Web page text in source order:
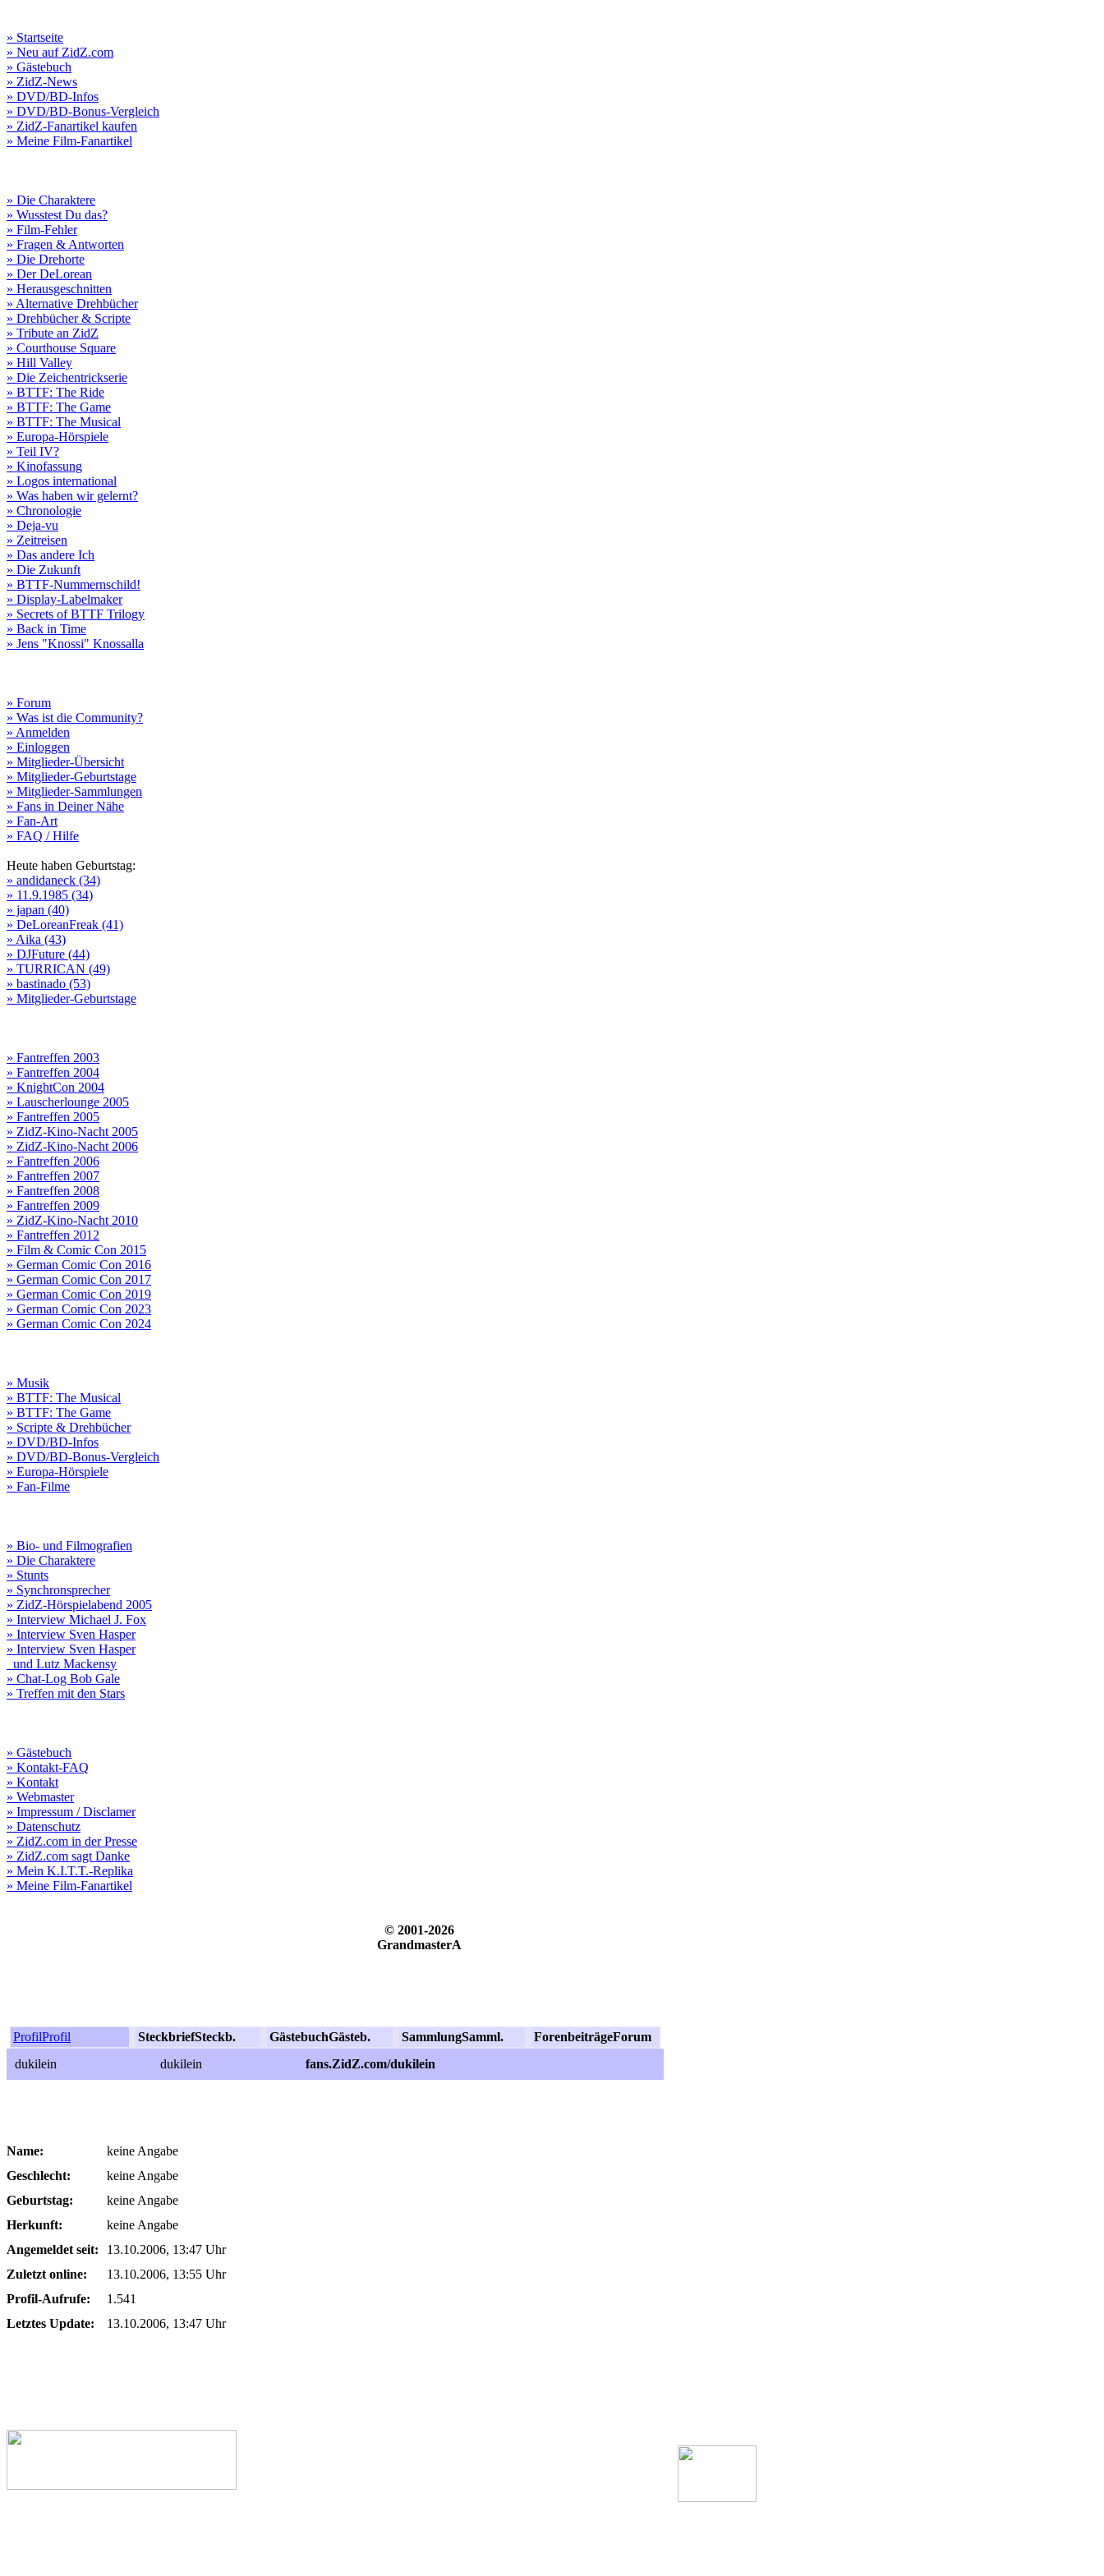
» Startseite
» Neu auf ZidZ.com
» Gästebuch
» ZidZ-News
» DVD/BD-Infos
» DVD/BD-Bonus-Vergleich
» ZidZ-Fanartikel kaufen
» Meine Film-Fanartikel
» Die Charaktere
» Wusstest Du das?
» Film-Fehler
» Fragen & Antworten
» Die Drehorte
» Der DeLorean
» Herausgeschnitten
» Alternative Drehbücher
» Drehbücher & Scripte
» Tribute an ZidZ
» Courthouse Square
» Hill Valley
» Die Zeichentrickserie
» BTTF: The Ride
» BTTF: The Game
» BTTF: The Musical
» Europa-Hörspiele
» Teil IV?
» Kinofassung
» Logos international
» Was haben wir gelernt?
» Chronologie
» Deja-vu
» Zeitreisen
» Das andere Ich
» Die Zukunft
» BTTF-Nummernschild!
» Display-Labelmaker
» Secrets of BTTF Trilogy
» Back in Time
» Jens "Knossi" Knossalla
» Forum
» Was ist die Community?
» Anmelden
» Einloggen
» Mitglieder-Übersicht
» Mitglieder-Geburtstage
» Mitglieder-Sammlungen
» Fans in Deiner Nähe
» Fan-Art
» FAQ / Hilfe
Heute haben Geburtstag:
» andidaneck (34)
» 11.9.1985 (34)
» japan (40)
» DeLoreanFreak (41)
» Aika (43)
» DJFuture (44)
» TURRICAN (49)
» bastinado (53)
» Mitglieder-Geburtstage
» Fantreffen 2003
» Fantreffen 2004
» KnightCon 2004
» Lauscherlounge 2005
» Fantreffen 2005
» ZidZ-Kino-Nacht 2005
» ZidZ-Kino-Nacht 2006
» Fantreffen 2006
» Fantreffen 2007
» Fantreffen 2008
» Fantreffen 2009
» ZidZ-Kino-Nacht 2010
» Fantreffen 2012
» Film & Comic Con 2015
» German Comic Con 2016
» German Comic Con 2017
» German Comic Con 2019
» German Comic Con 2023
» German Comic Con 2024
» Musik
» BTTF: The Musical
» BTTF: The Game
» Scripte & Drehbücher
» DVD/BD-Infos
» DVD/BD-Bonus-Vergleich
» Europa-Hörspiele
» Fan-Filme
» Bio- und Filmografien
» Die Charaktere
» Stunts
» Synchronsprecher
» ZidZ-Hörspielabend 2005
» Interview Michael J. Fox
» Interview Sven Hasper
» Interview Sven Hasper
und Lutz Mackensy
» Chat-Log Bob Gale
» Treffen mit den Stars
» Gästebuch
» Kontakt-FAQ
» Kontakt
» Webmaster
» Impressum / Disclamer
» Datenschutz
» ZidZ.com in der Presse
» ZidZ.com sagt Danke
» Mein K.I.T.T.-Replika
» Meine Film-Fanartikel
© 2001-2026
GrandmasterA
ProfilProfil SteckbriefSteckb. GästebuchGästeb. SammlungSamml. ForenbeiträgeForum
dukilein
dukilein fans.ZidZ.com/dukilein
Name:
keine Angabe
Geschlecht:
keine Angabe
Geburtstag:
keine Angabe
Herkunft:
keine Angabe
Angemeldet seit:
13.10.2006, 13:47 Uhr
Zuletzt online:
13.10.2006, 13:55 Uhr
Profil-Aufrufe:
1.541
Letztes Update:
13.10.2006, 13:47 Uhr